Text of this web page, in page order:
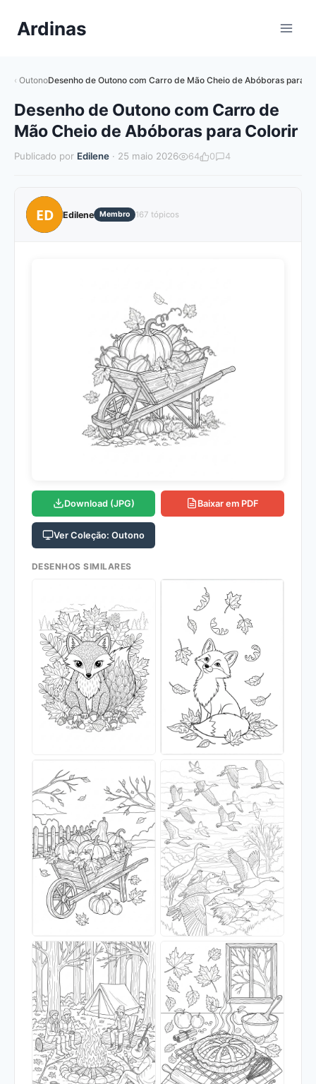
paraArdinas
OutonoDesenho de Outono com Carro de Mão Cheio de Abóboras para
Desenho de Outono com Carro de
Mão Cheio de Abóboras para Colorir
Publicado por Edilene · 25 maio 2026 64 0 4
ED Edilene Membro 167 tópicos
Download (JPG) Baixar em PDF
Ver Coleção: Outono
DESENHOS SIMILARES